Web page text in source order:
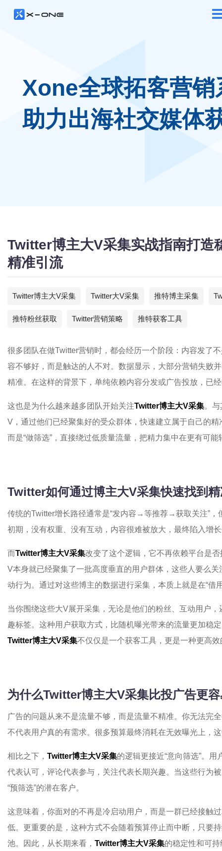
Xone全球拓客营销
助力出海社交媒体
Twitter博主大V采集实战指南打造
精准引流
Twitter博主大V采集 Twitter大V采集 推特博主采集
推特粉丝获取 Twitter营销策略 推特获客工具
很多团队在做Twitter营销时，都会经历一个阶段：内容发了
容不够好，而是触达的人不对。数据显示，大部分营销失败
精准。在这样的背景下，单纯依赖内容分发或广告投放，已
这也是为什么越来越多团队开始关注Twitter博主大V采集。
V，通过他们已经聚集好的受众群体，快速建立属于自己的精
而是“做筛选”，直接绕过低质量流量，把精力集中在更有可能
Twitter如何通过博主大V采集快速找到
传统的Twitter增长路径通常是“发内容→等推荐→获取关注”，
初期，没有权重、没有互动，内容很难被放大，最终陷入增
而Twitter博主大V采集改变了这个逻辑，它不再依赖平台是
V本身就已经聚集了一批高度垂直的用户群体，这些人要么
动行为。通过对这些博主的数据进行采集，本质上就是在“借
当你围绕这些大V展开采集，无论是他们的粉丝、互动用户
趣标签。这种用户获取方式，比随机曝光带来的流量更加稳
Twitter博主大V采集不仅仅是一个获客工具，更是一种更高
为什么Twitter博主大V采集比投广告更
广告的问题从来不是流量不够，而是流量不精准。你无法完
不代表用户真的有需求。很多预算最终消耗在无效曝光上，
相比之下， Twitter博主大V采集的逻辑更接近“意向筛选”。
代表认可，评论代表参与，关注代表长期兴趣。当这些行为
“预筛选”的潜在客户。
这意味着，你面对的不再是冷启动用户，而是一群已经接触
低。更重要的是，这种方式不会随着预算停止而中断，只要
池。因此，从长期来看， Twitter博主大V采集的稳定性和可